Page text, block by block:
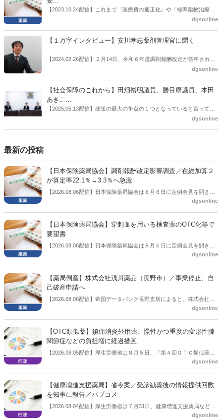
感の払拭できない医療・介護・障害者サービスのトリプル改定等へ
の、薬剤師業界の強い危機感の裏返しといってもいいだろう。本稿で
【2023.10.24配信】これまで「医療費の適正化」や「標準薬物治療の
推進」などが目的とされることが多かった地域フォーミュラリの作
た。医薬品の安定供給確保だ。10月22日に開かれた「日本フォーミュ
飯田市）は、会員薬局から安定供給確保への強い要望があったことを
受け、安定供給確保が見込めるPPI３成分について銘柄を含めて選定
dgsonline
【１万字インタビュー】安川孝志薬剤管理官に聞く
【2024.02.26配信】２月14日、令和６年度調剤報酬改定が答申され
た。本紙では、厚生労働省保険局医療課・薬剤管理官の安川孝志氏
dgsonline
【社会保障のこれから】田畑裕明議員、勝目康議員、本田
あきこ...
【2025.05.13配信】政策の最大の争点の１つとなっていると言っても
よいのが社会保障のこれからのあり方だ。特に与党では、政府関係者
dgsonline
最新の投稿
【日本保険薬局協会】調剤報酬改定影響調査／在総加算２
が算定率22.1％→3.3％へ急激
【2026.08.06配信】日本保険薬局協会は８月６日に定例会見を開き、
「令和８年度調剤報酬改定に係る保険薬局への影響」の調査結果を公
3.3％へ大きく低下した。
dgsonline
【日本保険薬局協会】穿刺血を用いる検査薬のOTC化等で
要望書
【2026.08.06配信】日本保険薬局協会は８月６日に定例会見を開き、
「穿刺血を用いる検査薬のOTC化等に関する要望書」を厚生労働省 医
dgsonline
【薬局倒産】株式会社浅川薬品（長野市）／事業停止、自
己破産申請へ
【2026.08.06配信】帝国データバンク長野支店によると、株式会社浅
川薬品（長野市）は7月31日に事業を停止し、自己破産申請の準備に
dgsonline
【OTC類似薬】鎮痛消炎外用薬、慢性かつ重度の変形性膝
関節症などの負担増に経過措置
【2026.08.05配信】厚生労働省は８月５日、「第４回ＯＴＣ類似薬の
保険給付の見直しの実施に向けた技術的検討会」を開催。「中間とり
会等に報告し、令和８年秋頃を目途に結論を得る予定。
dgsonline
【健康増進支援薬局】省令案／受診勧奨後の情報提供回数
を知事に報告／パブコメ
【2026.08.04配信】厚生労働省は７月31日、健康増進支援薬局などに
関する省令案を示し、パブコメを開始した。受診勧奨を行った後に、
dgsonline